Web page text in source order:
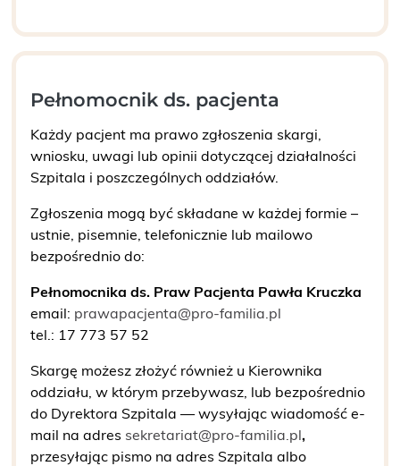
Pełnomocnik ds. pacjenta
Każdy pacjent ma prawo zgłoszenia skargi,
wniosku, uwagi lub opinii dotyczącej działalności
Szpitala i poszczególnych oddziałów.
Zgłoszenia mogą być składane w każdej formie –
ustnie, pisemnie, telefonicznie lub mailowo
bezpośrednio do:
Pełnomocnika ds. Praw Pacjenta Pawła Kruczka
email: prawapacjenta@pro-familia.pl
tel.: 17 773 57 52
Skargę możesz złożyć również u Kierownika
oddziału, w którym przebywasz, lub bezpośrednio
do Dyrektora Szpitala — wysyłając wiadomość e-
mail na adres sekretariat@pro-familia.pl,
przesyłając pismo na adres Szpitala albo